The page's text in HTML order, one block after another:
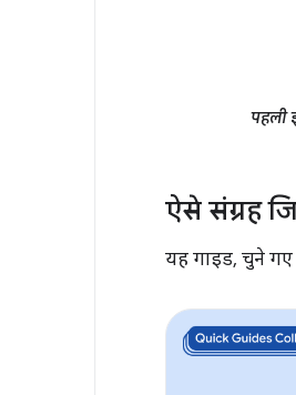
पहली
ऐसे संग्रह
यह गाइड, चुने